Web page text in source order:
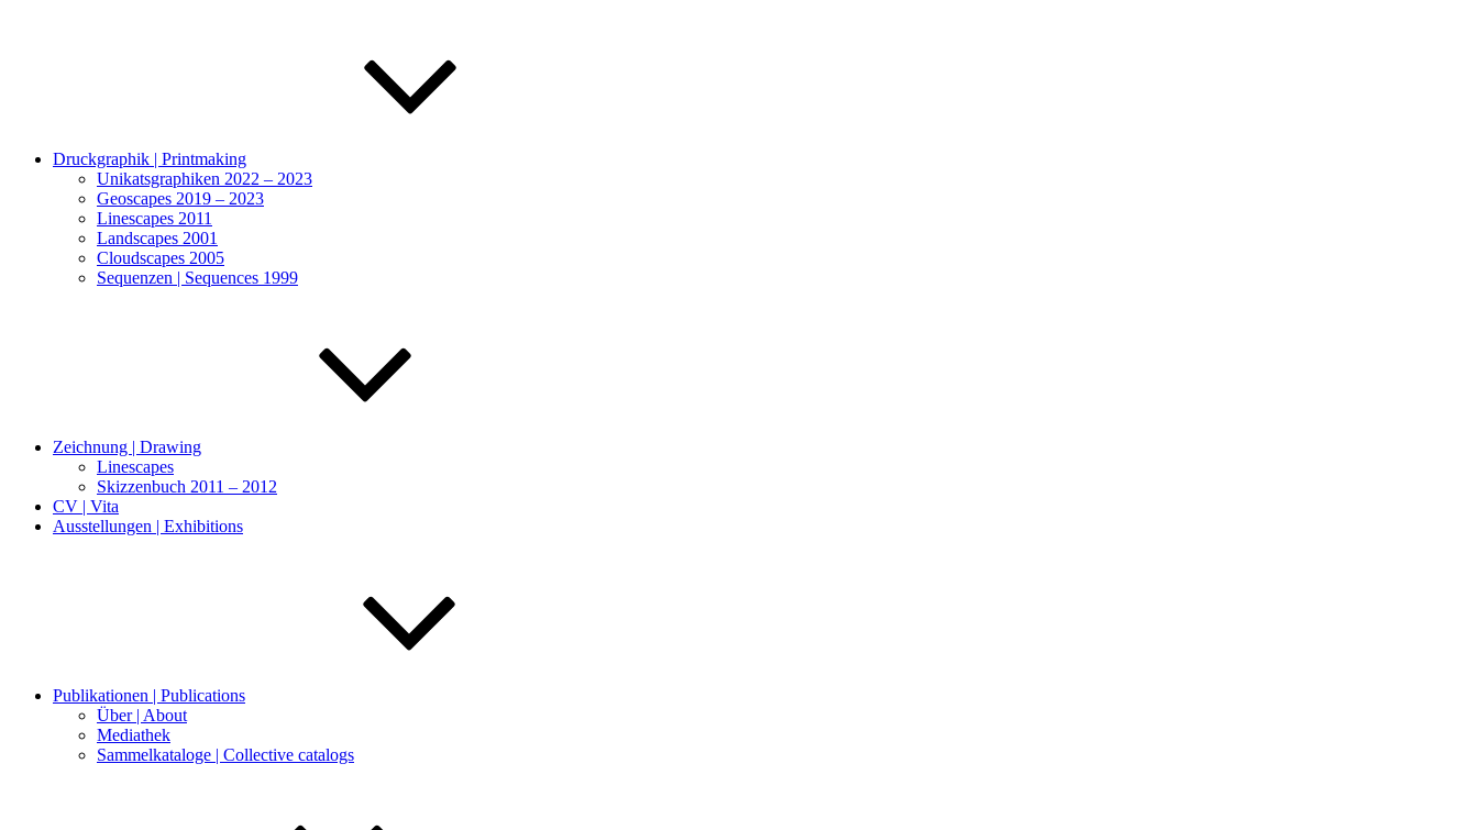
Druckgraphik | Printmaking
Unikatsgraphiken 2022 – 2023
Geoscapes 2019 – 2023
Linescapes 2011
Landscapes 2001
Cloudscapes 2005
Sequenzen | Sequences 1999
Zeichnung | Drawing
Linescapes
Skizzenbuch 2011 – 2012
CV | Vita
Ausstellungen | Exhibitions
Publikationen | Publications
Über | About
Mediathek
Sammelkataloge | Collective catalogs